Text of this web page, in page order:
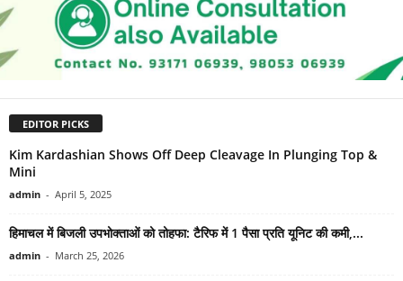
EDITOR PICKS
Kim Kardashian Shows Off Deep Cleavage In Plunging Top &
Mini
admin - April 5, 2025
हिमाचल में बिजली उपभोक्ताओं को तोहफा: टैरिफ में 1 पैसा प्रति यूनिट की कमी,...
admin - March 25, 2026